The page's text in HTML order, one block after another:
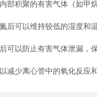
积聚的有害气体（如甲烷
可以维持较低的湿度和温
以防止有害气体泄漏，保
少离心管中的氧化反应和